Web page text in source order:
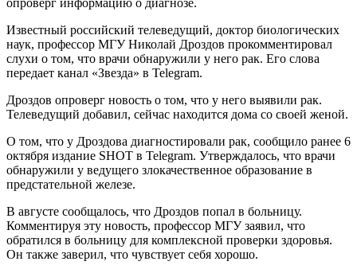
Известный российский телеведущий, доктор биологических
наук, профессор МГУ Николай Дроздов прокомментировал
слухи о том, что врачи обнаружили у него рак. Его слова
передает канал «Звезда» в Telegram.
Дроздов опроверг новость о том, что у него выявили рак.
Телеведущий добавил, сейчас находится дома со своей женой.
О том, что у Дроздова диагностировали рак, сообщило ранее 6
октября издание SHOT в Telegram. Утверждалось, что врачи
обнаружили у ведущего злокачественное образование в
предстательной железе.
В августе сообщалось, что Дроздов попал в больницу.
Комментируя эту новость, профессор МГУ заявил, что
обратился в больницу для комплексной проверки здоровья.
Он также заверил, что чувствует себя хорошо.